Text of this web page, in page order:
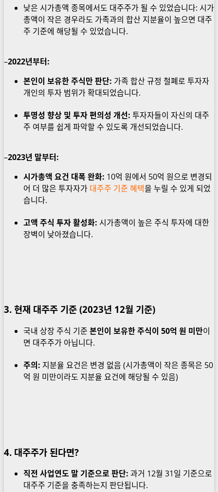
낮은 시가총액 종목에서도 대주주가 될 수 있었습니다: 시가
총액이 작은 경우라도 가족과의 합산 지분율이 높으면 대주
주 기준에 해당될 수 있었습니다.
–2022년부터:
본인이 보유한 주식만 판단: 가족 합산 규정 철폐로 투자자
개인의 투자 범위가 확대되었습니다.
투명성 향상 및 투자 편의성 개선: 투자자들이 자신의 대주
주 여부를 쉽게 파악할 수 있도록 개선되었습니다.
–2023년 말부터:
시가총액 요건 대폭 완화: 10억 원에서 50억 원으로 변경되
어 더 많은 투자자가 대주주 기준 혜택을 누릴 수 있게 되었
습니다.
고액 주식 투자 활성화: 시가총액이 높은 주식 투자에 대한
장벽이 낮아졌습니다.
3. 현재 대주주 기준 (2023년 12월 기준)
국내 상장 주식 기준 본인이 보유한 주식이 50억 원 미만이
면 대주주가 아닙니다.
주의: 지분율 요건은 변경 없음 (시가총액이 작은 종목은 50
억 원 미만이라도 지분율 요건에 해당될 수 있음)
4. 대주주가 된다면?
직전 사업연도 말 기준으로 판단: 과거 12월 31일 기준으로
대주주 기준을 충족하는지 판단됩니다.